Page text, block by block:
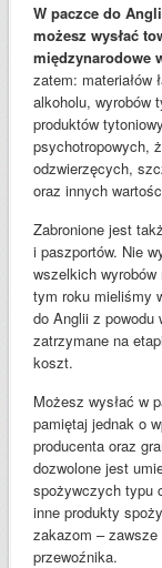
W paczce do
możesz wysłać
międzynarodowe
zatem: materiałów
alkoholu, wyrobów
produktów
psychotropowych,
odzwierzęcych,
oraz innych
Zabronione jest
i paszportów. Nie
wszelkich wyrobów
tym roku mieliśmy
do Anglii z powodu
zatrzymane na
koszt.
Możesz wysłać w
pamiętaj jednak o
producenta oraz
dozwolone jest
spożywczych typu
inne produkty
zakazom –
przewoźnika.